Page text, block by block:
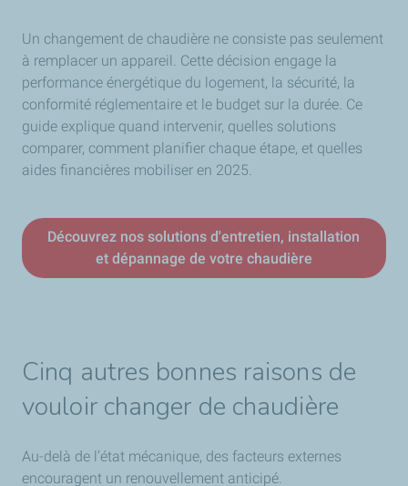
Un changement de chaudière ne consiste pas seulement
à remplacer un appareil. Cette décision engage la
performance énergétique du logement, la sécurité, la
conformité réglementaire et le budget sur la durée. Ce
guide explique quand intervenir, quelles solutions
comparer, comment planifier chaque étape, et quelles
aides financières mobiliser en 2025.
Découvrez nos solutions d'entretien, installation
et dépannage de votre chaudière
Cinq autres bonnes raisons de
vouloir changer de chaudière
Au-delà de l’état mécanique, des facteurs externes
encouragent un renouvellement anticipé.